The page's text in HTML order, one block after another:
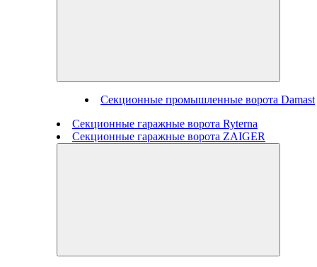
Секционные промышленные ворота Damast
Секционные гаражные ворота Ryterna
Секционные гаражные ворота ZAIGER